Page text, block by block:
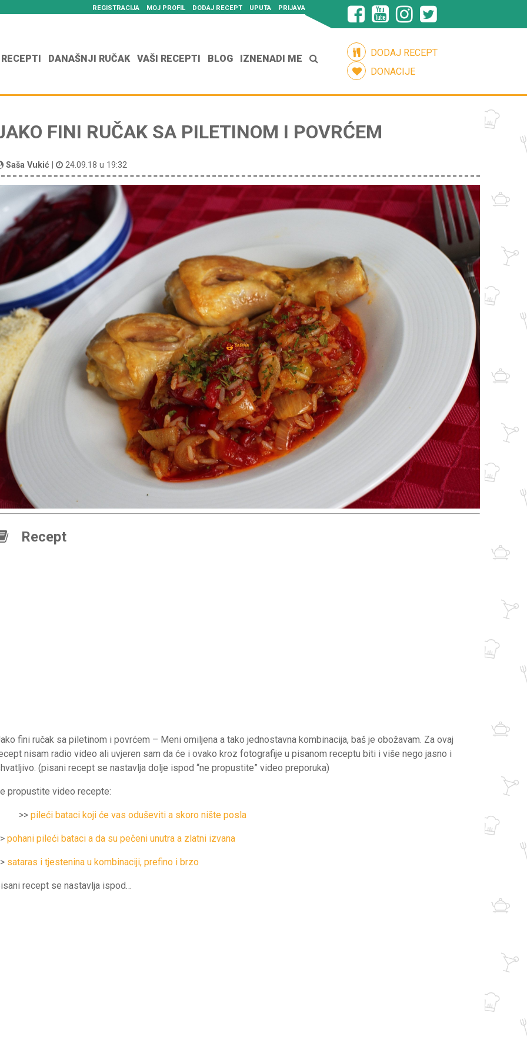
REGISTRACIJA MOJ PROFIL DODAJ RECEPT UPUTA PRIJAVA
DANAŠNJI RUČAK VAŠI RECEPTI BLOG IZNENADI ME
DODAJ RECEPT
DONACIJE
FINI RUČAK SA PILETINOM I POVRĆEM
Saša Vukić 24.09.18 u 19:32
Recept
fini ručak sa piletinom i povrćem – Meni omiljena a tako jednostavna kombinacija, baš je obožavam. Za ovaj
nisam radio video ali uvjeren sam da će i ovako kroz fotografije u pisanom receptu biti i više nego jasno i
(pisani recept se nastavlja dolje ispod “ne propustite” video preporuka)
propustite video recepte:
>> pileći bataci koji će vas oduševiti a skoro nište posla
pohani pileći bataci a da su pečeni unutra a zlatni izvana
sataras i tjestenina u kombinaciji, prefino i brzo
recept se nastavlja ispod…